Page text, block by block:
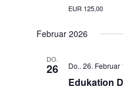
EUR 125,00
Februar 2026
DO.
26 Do.. 26. Februar
Edukation